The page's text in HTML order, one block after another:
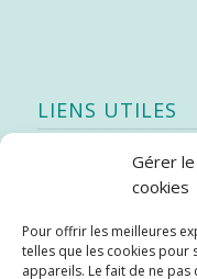
Gérer
cookies
Pour offrir les meilleures
telles que les cookies pour
appareils. Le fait de ne
LIENS UTILES
Quoi de neuf
Stratégie
Bibliothèque